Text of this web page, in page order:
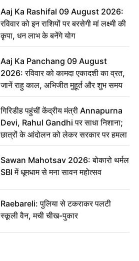
Aaj Ka Rashifal 09 August 2026:
रविवार को इन राशियों पर बरसेगी मां लक्ष्मी की
कृपा, धन लाभ के बनेंगे योग
Aaj Ka Panchang 09 August
2026: रविवार को कामदा एकादशी का व्रत,
जानें राहु काल, अभिजीत मुहूर्त और शुभ समय
गिरिडीह पहुंचीं केंद्रीय मंत्री Annapurna
Devi, Rahul Gandhi पर साधा निशाना;
छात्रों के आंदोलन को लेकर सरकार पर हमला
Sawan Mahotsav 2026: बोकारो थर्मल
SBI में धूमधाम से मना सावन महोत्सव
Raebareli: पुलिया से टकराकर पलटी
स्कूली वैन, मची चीख-पुकार